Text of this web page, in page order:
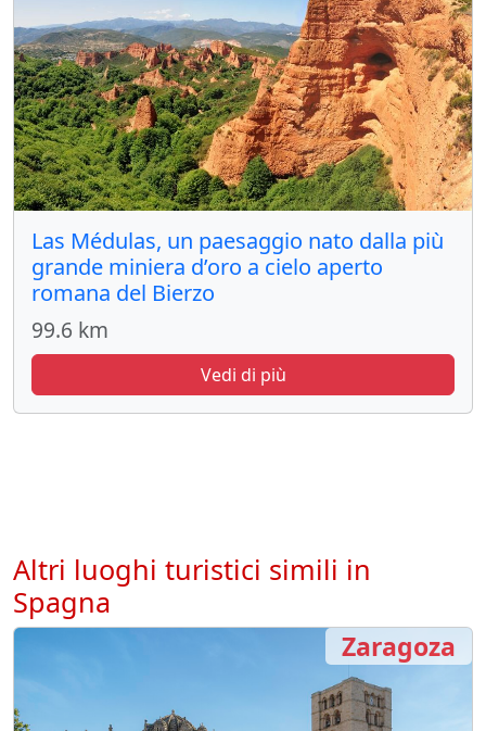
Las Médulas, un paesaggio nato dalla più
grande miniera d’oro a cielo aperto
romana del Bierzo
99.6 km
Vedi di più
Altri luoghi turistici simili in
Spagna
Zaragoza